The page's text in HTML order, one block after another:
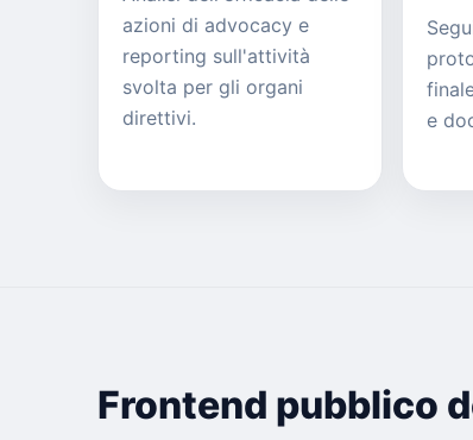
azioni di advocacy e
reporting sull'attività
svolta per gli organi
direttivi.
e
Frontend pubblico